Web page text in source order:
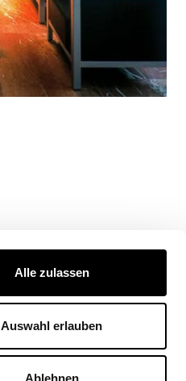
Alle zulassen
Auswahl erlauben
Ablehnen